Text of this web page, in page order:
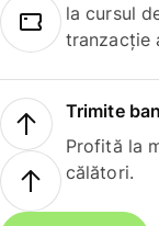
la cursul
tranzacție
Trimite
Profită la
călători.